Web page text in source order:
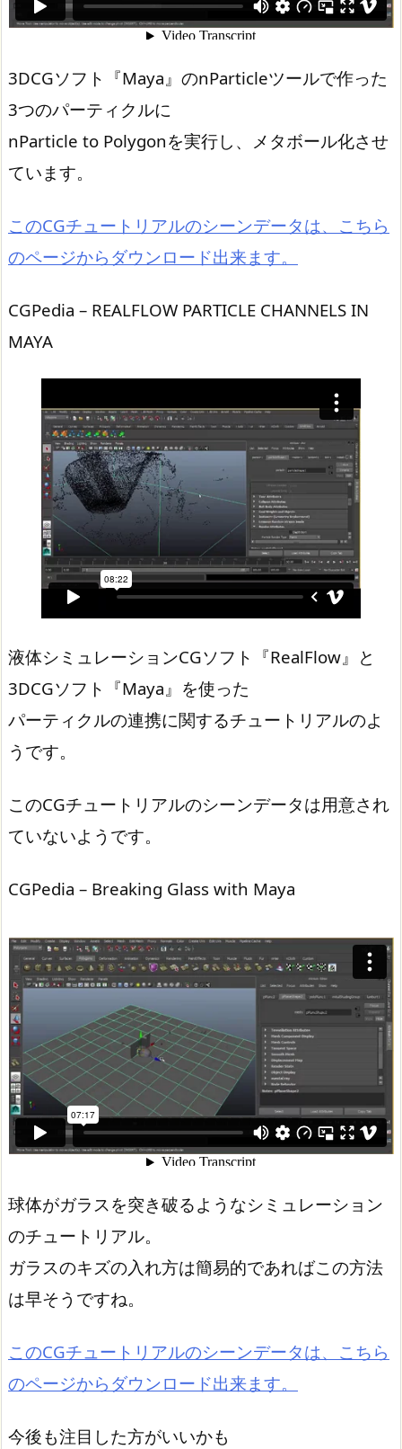
3DCGソフト『Maya』のnParticleツールで作った
3つのパーティクルに
nParticle to Polygonを実行し、メタボール化させ
ています。
このCGチュートリアルのシーンデータは、こちら
のページからダウンロード出来ます。
CGPedia – REALFLOW PARTICLE CHANNELS IN
MAYA
液体シミュレーションCGソフト『RealFlow』と
3DCGソフト『Maya』を使った
パーティクルの連携に関するチュートリアルのよ
うです。
このCGチュートリアルのシーンデータは用意され
ていないようです。
CGPedia – Breaking Glass with Maya
球体がガラスを突き破るようなシミュレーション
のチュートリアル。
ガラスのキズの入れ方は簡易的であればこの方法
は早そうですね。
このCGチュートリアルのシーンデータは、こちら
のページからダウンロード出来ます。
今後も注目した方がいいかも